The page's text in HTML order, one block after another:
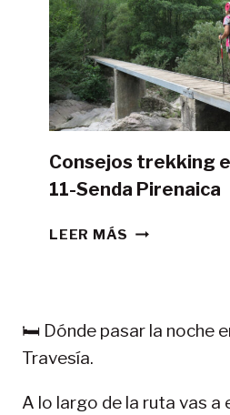
CON
TIENDA
DE
CAMPAÑA?
Consejos trekking
11-Senda Pirenaica
LEER MÁS CONSEJOS
11-
🛏️ Dónde pasar la noche
Travesía.
A lo largo de la ruta vas